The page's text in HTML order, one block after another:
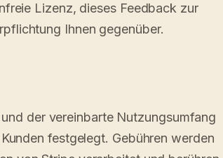
Lizenz, dieses Feedback zur
Ihnen gegenüber.
der vereinbarte Nutzungsumfang
festgelegt. Gebühren werden